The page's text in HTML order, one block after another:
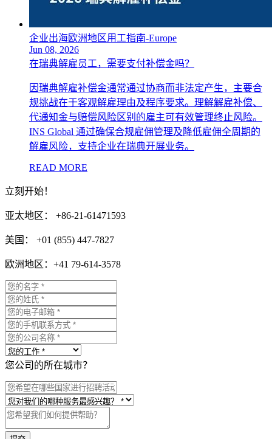
企业出海欧洲地区用工指南-Europe
Jun 08, 2026
在瑞典解雇员工，需要支付补偿金吗？
因瑞典解雇补偿金通常通过协商而非法定产生，主要合
规挑战在于客观解雇理由及程序要求。理解解雇补偿、
代通知金与赔偿风险区别的雇主可有效管理终止风险。
INS Global 通过确保合规雇佣管理及降低雇佣全周期的
解雇风险，支持企业在瑞典开展业务。
READ MORE
立刻开始！
亚太地区： +86-21-61471593
美国： +01 (855) 447-7827
欧洲地区：+41 79-614-3578
您公司的所在城市？